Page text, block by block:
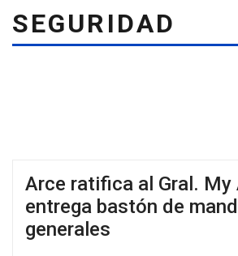
SEGURIDAD
Arce ratifica al Gral. My
entrega bastón de
generales